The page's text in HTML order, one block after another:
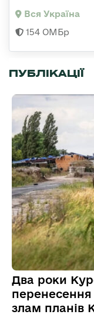
Вся Україна
154 ОМБр
ПУБЛІКАЦІЇ
Два роки
злам планів